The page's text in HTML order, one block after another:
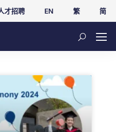
才招聘 EN 繁 简